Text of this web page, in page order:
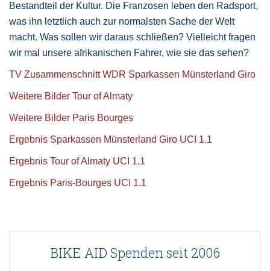
Bestandteil der Kultur. Die Franzosen leben den Radsport,
was ihn letztlich auch zur normalsten Sache der Welt
macht. Was sollen wir daraus schließen? Vielleicht fragen
wir mal unsere afrikanischen Fahrer, wie sie das sehen?
TV Zusammenschnitt WDR Sparkassen Münsterland Giro
Weitere Bilder Tour of Almaty
Weitere Bilder Paris Bourges
Ergebnis Sparkassen Münsterland Giro UCI 1.1
Ergebnis Tour of Almaty UCI 1.1
Ergebnis Paris-Bourges UCI 1.1
BIKE AID Spenden seit 2006